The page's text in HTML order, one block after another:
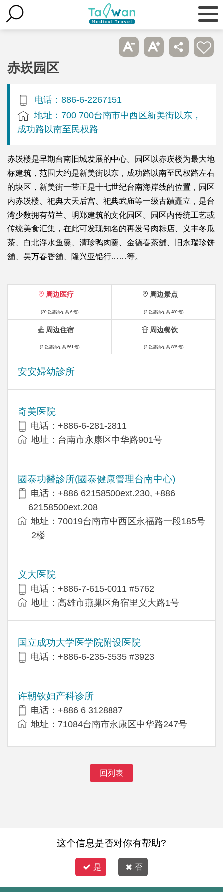
赤崁园区
电话：886-6-2267151
地址：700 700台南市中西区新美街以东，
成功路以南至民权路
赤崁楼是早期台南旧城发展的中心。园区以赤崁楼为最大地
标建筑，范围大约是新美街以东，成功路以南至民权路左右
的块区，新美街一带正是十七世纪台南海岸线的位置，园区
内赤崁楼、祀典大天后宫、祀典武庙等一级古蹟矗立，是台
湾少数拥有荷兰、明郑建筑的文化园区。园区内传统工艺或
传统美食汇集，在此可发现知名的再发号肉粽店、义丰冬瓜
茶、白北浮水鱼羹、清珍鸭肉羹、金德春茶舖、旧永瑞珍饼
舖、吴万春香舖、隆兴亚铅行……等。
周边医疗
(30 公里以内, 共 6 笔)
安安婦幼診所
奇美医院
电话：+886-6-281-2811
地址：台南市永康区中华路901号
國泰功醫診所(國泰健康管理台南中心)
电话：+886 62158500ext.230, +886
62158500ext.208
地址：70019台南市中西区永福路一段185号
2楼
义大医院
电话：+886-7-615-0011 #5762
地址：高雄市燕巢区角宿里义大路1号
国立成功大学医学院附设医院
电话：+886-6-235-3535 #3923
许朝钦妇产科诊所
电话：+886 6 3128887
地址：71084台南市永康区中华路247号
周边景点
(2 公里以内, 共 480 笔)
周边住宿
(2 公里以内, 共 561 笔)
周边餐饮
(2 公里以内, 共 885 笔)
回列表
这个信息是否对你有帮助?
是 否